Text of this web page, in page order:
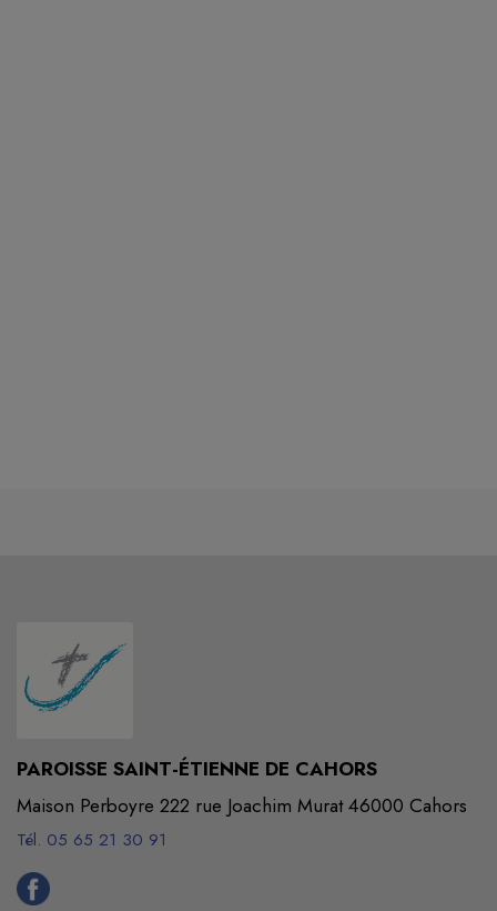
PAROISSE SAINT-ÉTIENNE DE CAHORS
Maison Perboyre 222 rue Joachim Murat 46000 Cahors
Tél. 05 65 21 30 91